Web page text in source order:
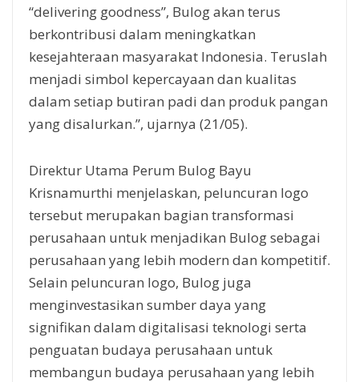
“delivering goodness”, Bulog akan terus
berkontribusi dalam meningkatkan
kesejahteraan masyarakat Indonesia. Teruslah
menjadi simbol kepercayaan dan kualitas
dalam setiap butiran padi dan produk pangan
yang disalurkan.”, ujarnya (21/05).
Direktur Utama Perum Bulog Bayu
Krisnamurthi menjelaskan, peluncuran logo
tersebut merupakan bagian transformasi
perusahaan untuk menjadikan Bulog sebagai
perusahaan yang lebih modern dan kompetitif.
Selain peluncuran logo, Bulog juga
menginvestasikan sumber daya yang
signifikan dalam digitalisasi teknologi serta
penguatan budaya perusahaan untuk
membangun budaya perusahaan yang lebih